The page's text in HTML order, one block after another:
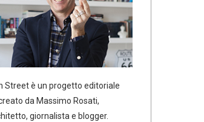
Street è un progetto editoriale
da Massimo Rosati,
giornalista e blogger.